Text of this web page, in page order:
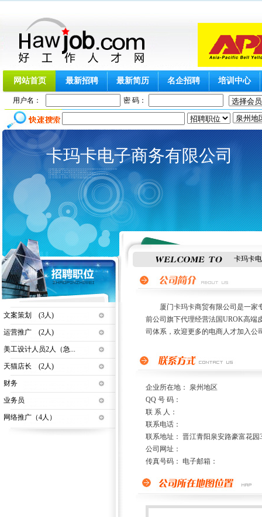
网站首页 最新招聘 最新简历 名企招聘 培训中心
用户名： 密 码：
卡玛卡电子商务有限公司
文案策划 (3人)
运营推广 (2人)
美工设计人员2人（急...
天猫店长 (2人)
财务
业务员
网络推广（4人）
卡玛卡
厦门卡玛卡商贸有限公司是一家专
前公司旗下代理经营法国UROK高端
司体系，欢迎更多的电商人才加入公
企业所在地： 泉州地区
QQ 号 码：
联 系 人：
联系电话：
联系地址： 晋江青阳泉安路豪富花
公司网址：
传真号码： 电子邮箱：